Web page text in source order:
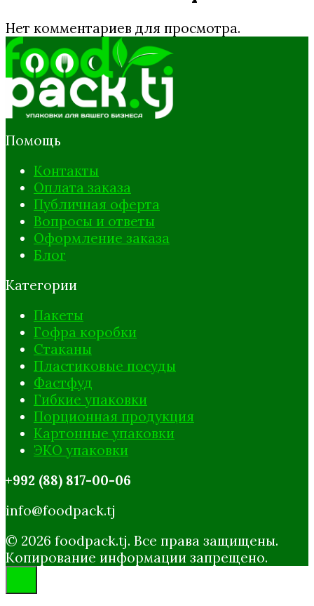
Нет комментариев для просмотра.
Помощь
Контакты
Оплата заказа
Публичная оферта
Вопросы и ответы
Оформление заказа
Блог
Категории
Пакеты
Гофра коробки
Стаканы
Пластиковые посуды
Фастфуд
Гибкие упаковки
Порционная продукция
Картонные упаковки
ЭКО упаковки
+992 (88) 817-00-06
info@foodpack.tj
© 2026 foodpack.tj. Все права защищены.
Копирование информации запрещено.